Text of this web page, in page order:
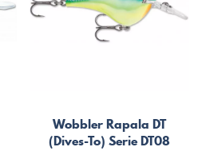
Wobbler Rapala DT
(Dives-To) Serie DT08